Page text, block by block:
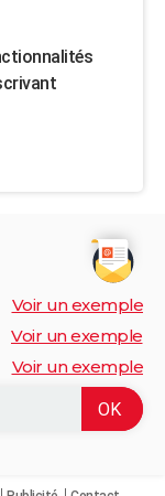
Voir un exemple
Voir un exemple
Voir un exemple